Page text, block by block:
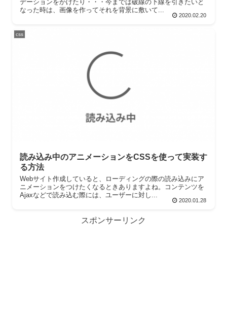
デーションをかけたり・・・今までは破線の下線を引きたいと
なった時は、画像を作ってそれを背景に敷いて...
2020.02.20
css
読み込み中のアニメーションをCSSを使って実装す
る方法
Webサイト作成していると、ローディングの際の読み込みにア
ニメーションをつけたくなるときありますよね。コンテンツを
Ajaxなどで読み込む際には、ユーザーに対し...
2020.01.28
スポンサーリンク